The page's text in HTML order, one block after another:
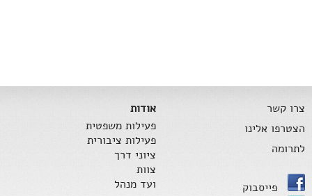
צרו קשר
הצטרפו אלינו
לתרומה
פייסבוק
אודות
פעילות משפטית
פעילות ציבורית
ציוני דרך
צוות
ועד מנהל